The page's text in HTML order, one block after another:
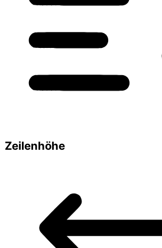
Zeilenhöhe